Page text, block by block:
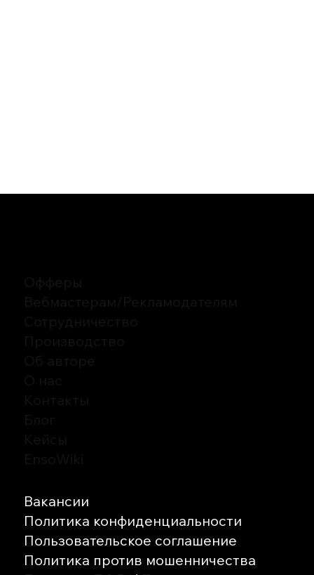
Вакансии
Политика конфиденциальности
Пользовательское соглашение
Политика против мошенничества